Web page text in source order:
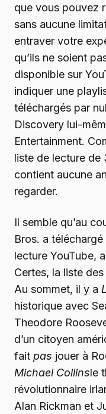
que vous pouvez
sans aucune
entraver votre
qu’ils ne soient
disponible sur
indiquer une
téléchargés par
Discovery lui-
Entertainment.
liste de lecture de
contient aucune
regarder.
Il semble qu’au
Bros. a
lecture YouTube,
Certes, la liste
Au sommet, il y a
historique avec
Theodore
d’un citoyen
fait pas jouer à
Michael Collinsle
révolutionnaire
Alan Rickman et